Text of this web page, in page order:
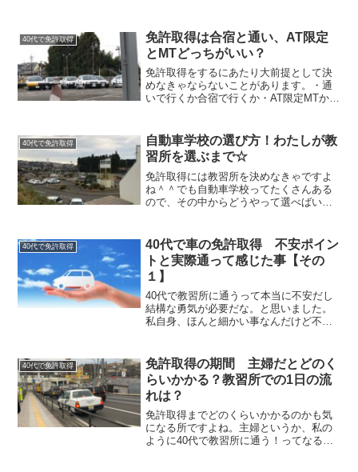
40代で免許取得
免許取得は合宿と通い、AT限定
とMTどっちがいい？
免許取得をするにあたり大前提として決
めなきゃならないことがあります。・通
いで行くか合宿で行くか・AT限定MTかこ
リットデメリット、決めるポイントなど
をまとめてみました！
40代で免許取得
自動車学校の選び方！わたしが教
習所を選ぶまで☆
免許取得には教習所を決めなきゃですよ
ね＾＾でも自動車学校ってたくさんある
ので、その中からどうやって選べばいい
とと決めたポイントについてまとめてみ
ます！
40代で免許取得
40代で車の免許取得 不安ポイン
トと実際通って感じた事【その
１】
40代で教習所に通うって本当に不安だし
結構な勇気が必要だな。と思いました。
私自身、ほんと細かい事なんだけど不安
たりって事が多かったのでわたしが感じ
た行く前の不安→実際通ってどうだった
かについてまとめてみました♪
40代で免許取得
免許取得の期間 主婦だとどのく
らいかかる？教習所での1日の流
れは？
免許取得までどのくらいかかるのかも気
になる所ですよね。主婦というか、私の
ように40代で教習所に通う！ってなると